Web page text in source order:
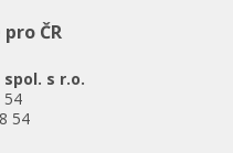
ČR
spol. s r.o.
54
54